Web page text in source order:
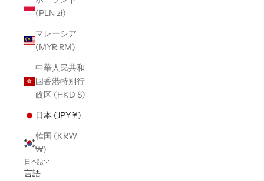
(PLN zł)
マレーシア
(MYR RM)
中華人民共和
国香港特別行
政区 (HKD $)
日本 (JPY ¥)
韓国 (KRW
₩)
日本語
言語